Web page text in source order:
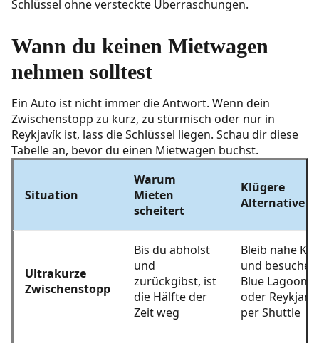
Schlüssel ohne versteckte Überraschungen.
Wann du keinen Mietwagen
nehmen solltest
Ein Auto ist nicht immer die Antwort. Wenn dein
Zwischenstopp zu kurz, zu stürmisch oder nur in
Reykjavík ist, lass die Schlüssel liegen. Schau dir diese
Tabelle an, bevor du einen Mietwagen buchst.
Situation
Warum
Mieten
scheitert
Klügere
Alternative
Ultrakurze
Zwischenstopp
Bis du abholst
und
zurückgibst, ist
die Hälfte der
Zeit weg
Bleib nahe KEF
und besuche
Blue Lagoon
oder
per Shuttle